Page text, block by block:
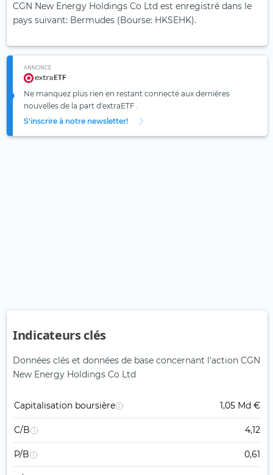
CGN New Energy Holdings Co Ltd est enregistré dans le
pays suivant: Bermudes (Bourse: HKSEHK).
ANNONCE
Ne manquez plus rien en restant connecté aux dernières
nouvelles de la part d'extraETF .
S'inscrire à notre newsletter!
Indicateurs clés
Données clés et données de base concernant l'action CGN
New Energy Holdings Co Ltd
Capitalisation boursière 1,05 Md €
C/B 4,12
P/B 0,61